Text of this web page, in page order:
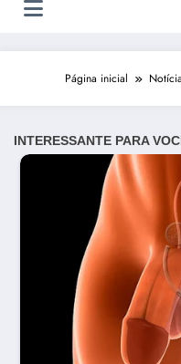
Página inicial